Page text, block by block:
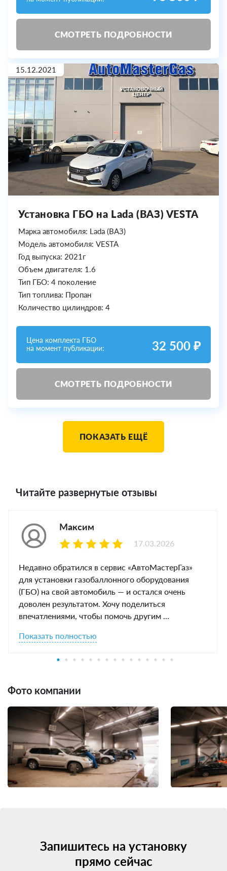
СМОТРЕТЬ ПОДРОБНОСТИ
15.12.2021
Установка ГБО на Lada (ВАЗ) VESTA
Марка автомобиля: Lada (ВАЗ)
Модель автомобиля: VESTA
Год выпуска: 2021г
Объем двигателя: 1.6
Тип ГБО: 4 поколение
Тип топлива: Пропан
Количество цилиндров: 4
Цена комплекта ГБО
на момент публикации:
32 500 ₽
СМОТРЕТЬ ПОДРОБНОСТИ
ПОКАЗАТЬ ЕЩЁ
Читайте развернутые отзывы
Максим
Недавно обратился в сервис «АвтоМастерГаз»
для установки газобаллонного оборудования
(ГБО) на свой автомобиль — и остался очень
доволен результатом. Хочу поделиться
впечатлениями, чтобы помочь другим ...
Показать полностью
17.03.2026
Фото компании
Запишитесь на установку
прямо сейчас